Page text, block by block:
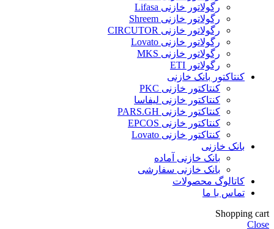
رگولاتور خازنی Lifasa
رگولاتور خازنی Shreem
رگولاتور خازنی CIRCUTOR
رگولاتور خازنی Lovato
رگولاتور خازنی MKS
رگولاتور ETI
کنتاکتور بانک خازنی
کنتاکتور خازنی PKC
کنتاکتور خازنی لیفاسا
کنتاکتور خازنی PARS.GH
کنتاکتور خازنی EPCOS
کنتاکتور خازنی Lovato
بانک خازنی
بانک خازنی آماده
بانک خازنی سفارشی
کاتالوگ محصولات
تماس با ما
Shopping cart
Close